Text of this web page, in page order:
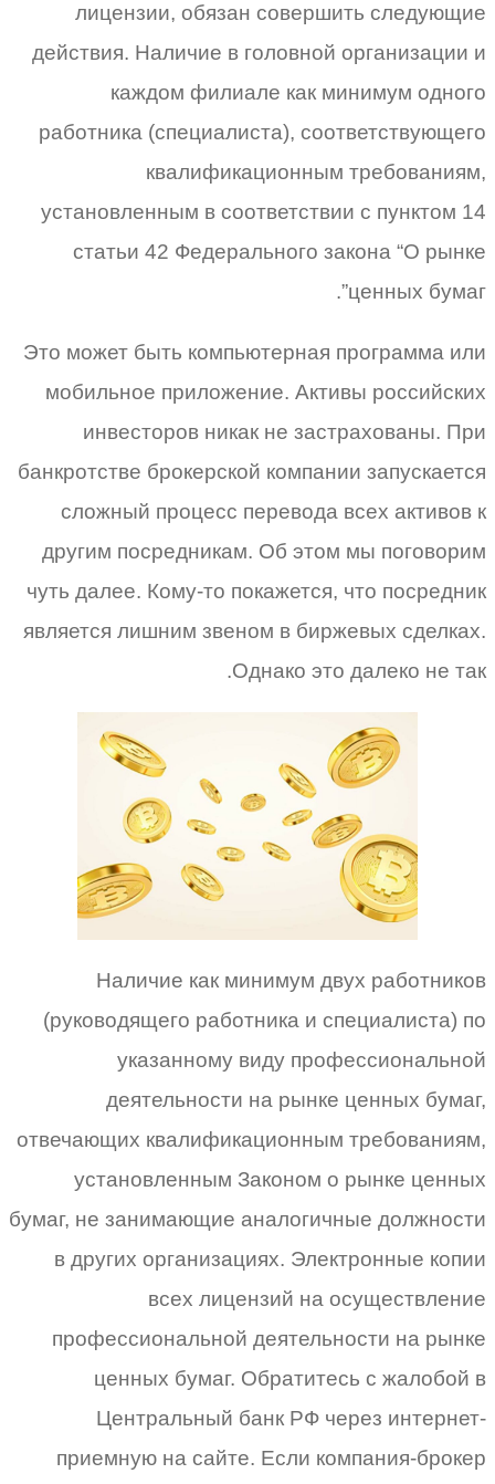
лицензии, обязан совершить следующие
действия. Наличие в головной организации и
каждом филиале как минимум одного
работника (специалиста), соответствующего
квалификационным требованиям,
установленным в соответствии с пунктом 14
статьи 42 Федерального закона “О рынке
ценных бумаг”.
Это может быть компьютерная программа или
мобильное приложение. Активы российских
инвесторов никак не застрахованы. При
банкротстве брокерской компании запускается
сложный процесс перевода всех активов к
другим посредникам. Об этом мы поговорим
чуть далее. Кому-то покажется, что посредник
является лишним звеном в биржевых сделках.
Однако это далеко не так.
Наличие как минимум двух работников
(руководящего работника и специалиста) по
указанному виду профессиональной
деятельности на рынке ценных бумаг,
отвечающих квалификационным требованиям,
установленным Законом о рынке ценных
бумаг, не занимающие аналогичные должности
в других организациях. Электронные копии
всех лицензий на осуществление
профессиональной деятельности на рынке
ценных бумаг. Обратитесь с жалобой в
Центральный банк РФ через интернет-
приемную на сайте. Если компания-брокер